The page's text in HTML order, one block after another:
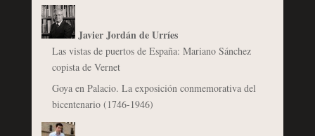
Javier Jordán de Urríes
Las vistas de puertos de España: Mariano Sánchez
copista de Vernet
Goya en Palacio. La exposición conmemorativa del
bicentenario (1746-1946)